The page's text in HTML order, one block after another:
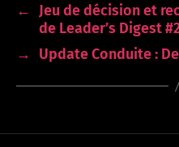
←
Jeu de décision et
de Leader’s Digest
→
Update Conduite :